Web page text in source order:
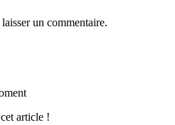
un commentaire.
article !